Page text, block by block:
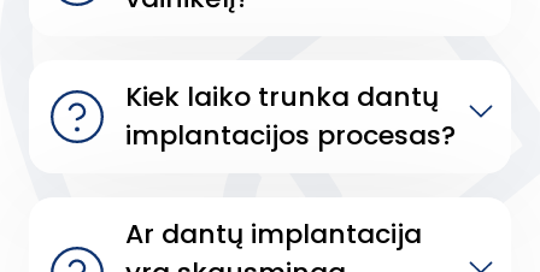
Kiek laiko trunka dantų
implantacijos procesas?
Ar dantų implantacija